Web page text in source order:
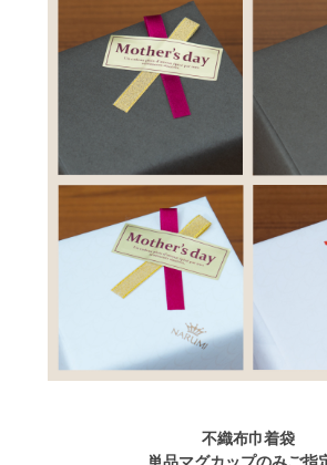
不織布巾着袋
単品マグカップのみご指